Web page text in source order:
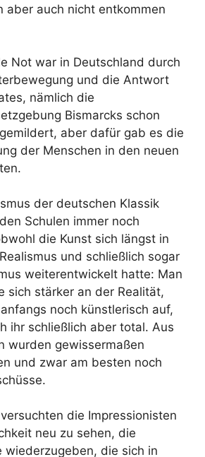
aber auch nicht entkommen
Not war in Deutschland durch
und die Antwort
nämlich die
Bismarcks schon
aber dafür gab es die
der Menschen in den neuen
der deutschen Klassik
Schulen immer noch
die Kunst sich längst in
und schließlich sogar
weiterentwickelt hatte: Man
sich stärker an der Realität,
noch künstlerisch auf,
ihr schließlich aber total. Aus
wurden gewissermaßen
und zwar am besten noch
die Impressionisten
neu zu sehen, die
wiederzugeben, die sich in